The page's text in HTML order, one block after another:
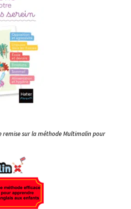
remise sur la méthode Multimalin pour